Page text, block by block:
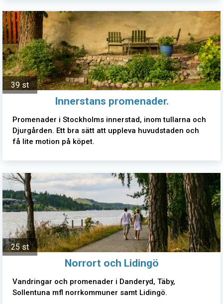
39 st
Innerstans promenader.
Promenader i Stockholms innerstad, inom tullarna och
Djurgården. Ett bra sätt att uppleva huvudstaden och
få lite motion på köpet.
25 st
Norrort och Lidingö
Vandringar och promenader i Danderyd, Täby,
Sollentuna mfl norrkommuner samt Lidingö.